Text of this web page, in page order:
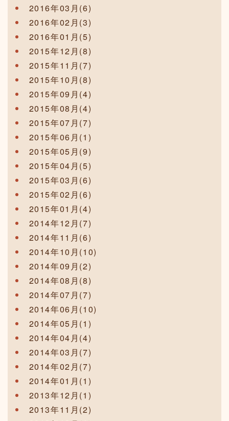
2016年03月(6)
2016年02月(3)
2016年01月(5)
2015年12月(8)
2015年11月(7)
2015年10月(8)
2015年09月(4)
2015年08月(4)
2015年07月(7)
2015年06月(1)
2015年05月(9)
2015年04月(5)
2015年03月(6)
2015年02月(6)
2015年01月(4)
2014年12月(7)
2014年11月(6)
2014年10月(10)
2014年09月(2)
2014年08月(8)
2014年07月(7)
2014年06月(10)
2014年05月(1)
2014年04月(4)
2014年03月(7)
2014年02月(7)
2014年01月(1)
2013年12月(1)
2013年11月(2)